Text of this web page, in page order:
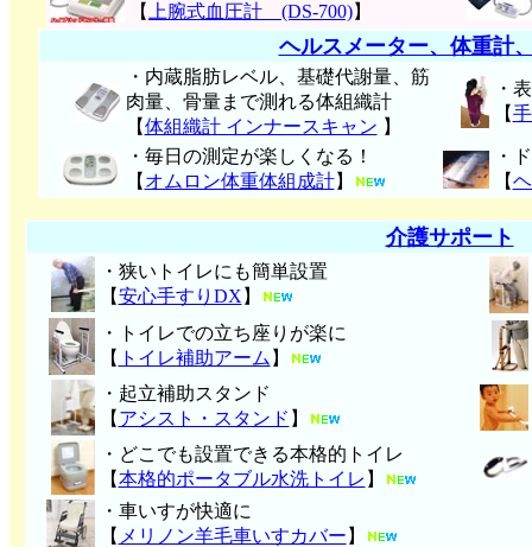
【
上腕式血圧計 (DS-700)】
ヘルスメーター、体重計
・内蔵脂肪レベル、基礎代謝量、筋
肉量、骨量まで測れる体組織計
【体組織計 インナースキャン 】
・
【
・毎日の測定が楽しくなる！
【 オムロン体重体組成計】
・
【
介護サポート
・狭いトイレにも簡単設置
【安心手すりDX 】
・トイレでの立ち座りが楽に
【 トイレ補助アーム 】
・起立補助スタンド
【 アシスト・スタンド 】
・どこでも設置できる本格的トイレ
【本格的ポータブル水洗トイレ 】
・車いすが快適に
【 メリノン羊毛車いすカバー 】